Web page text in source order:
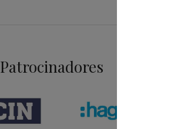
Patrocinadores